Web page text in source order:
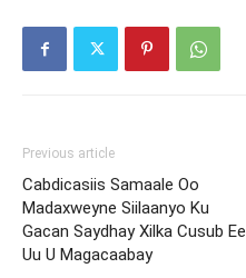
Previous article
Cabdicasiis Samaale Oo
Madaxweyne Siilaanyo Ku
Gacan Saydhay Xilka Cusub Ee
Uu U Magacaabay